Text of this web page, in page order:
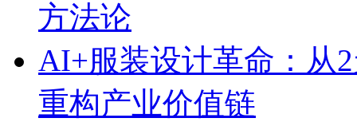
方法论
AI+服装设计革命：从
重构产业价值链